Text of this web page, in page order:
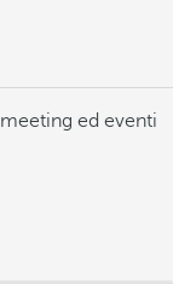
ed eventi